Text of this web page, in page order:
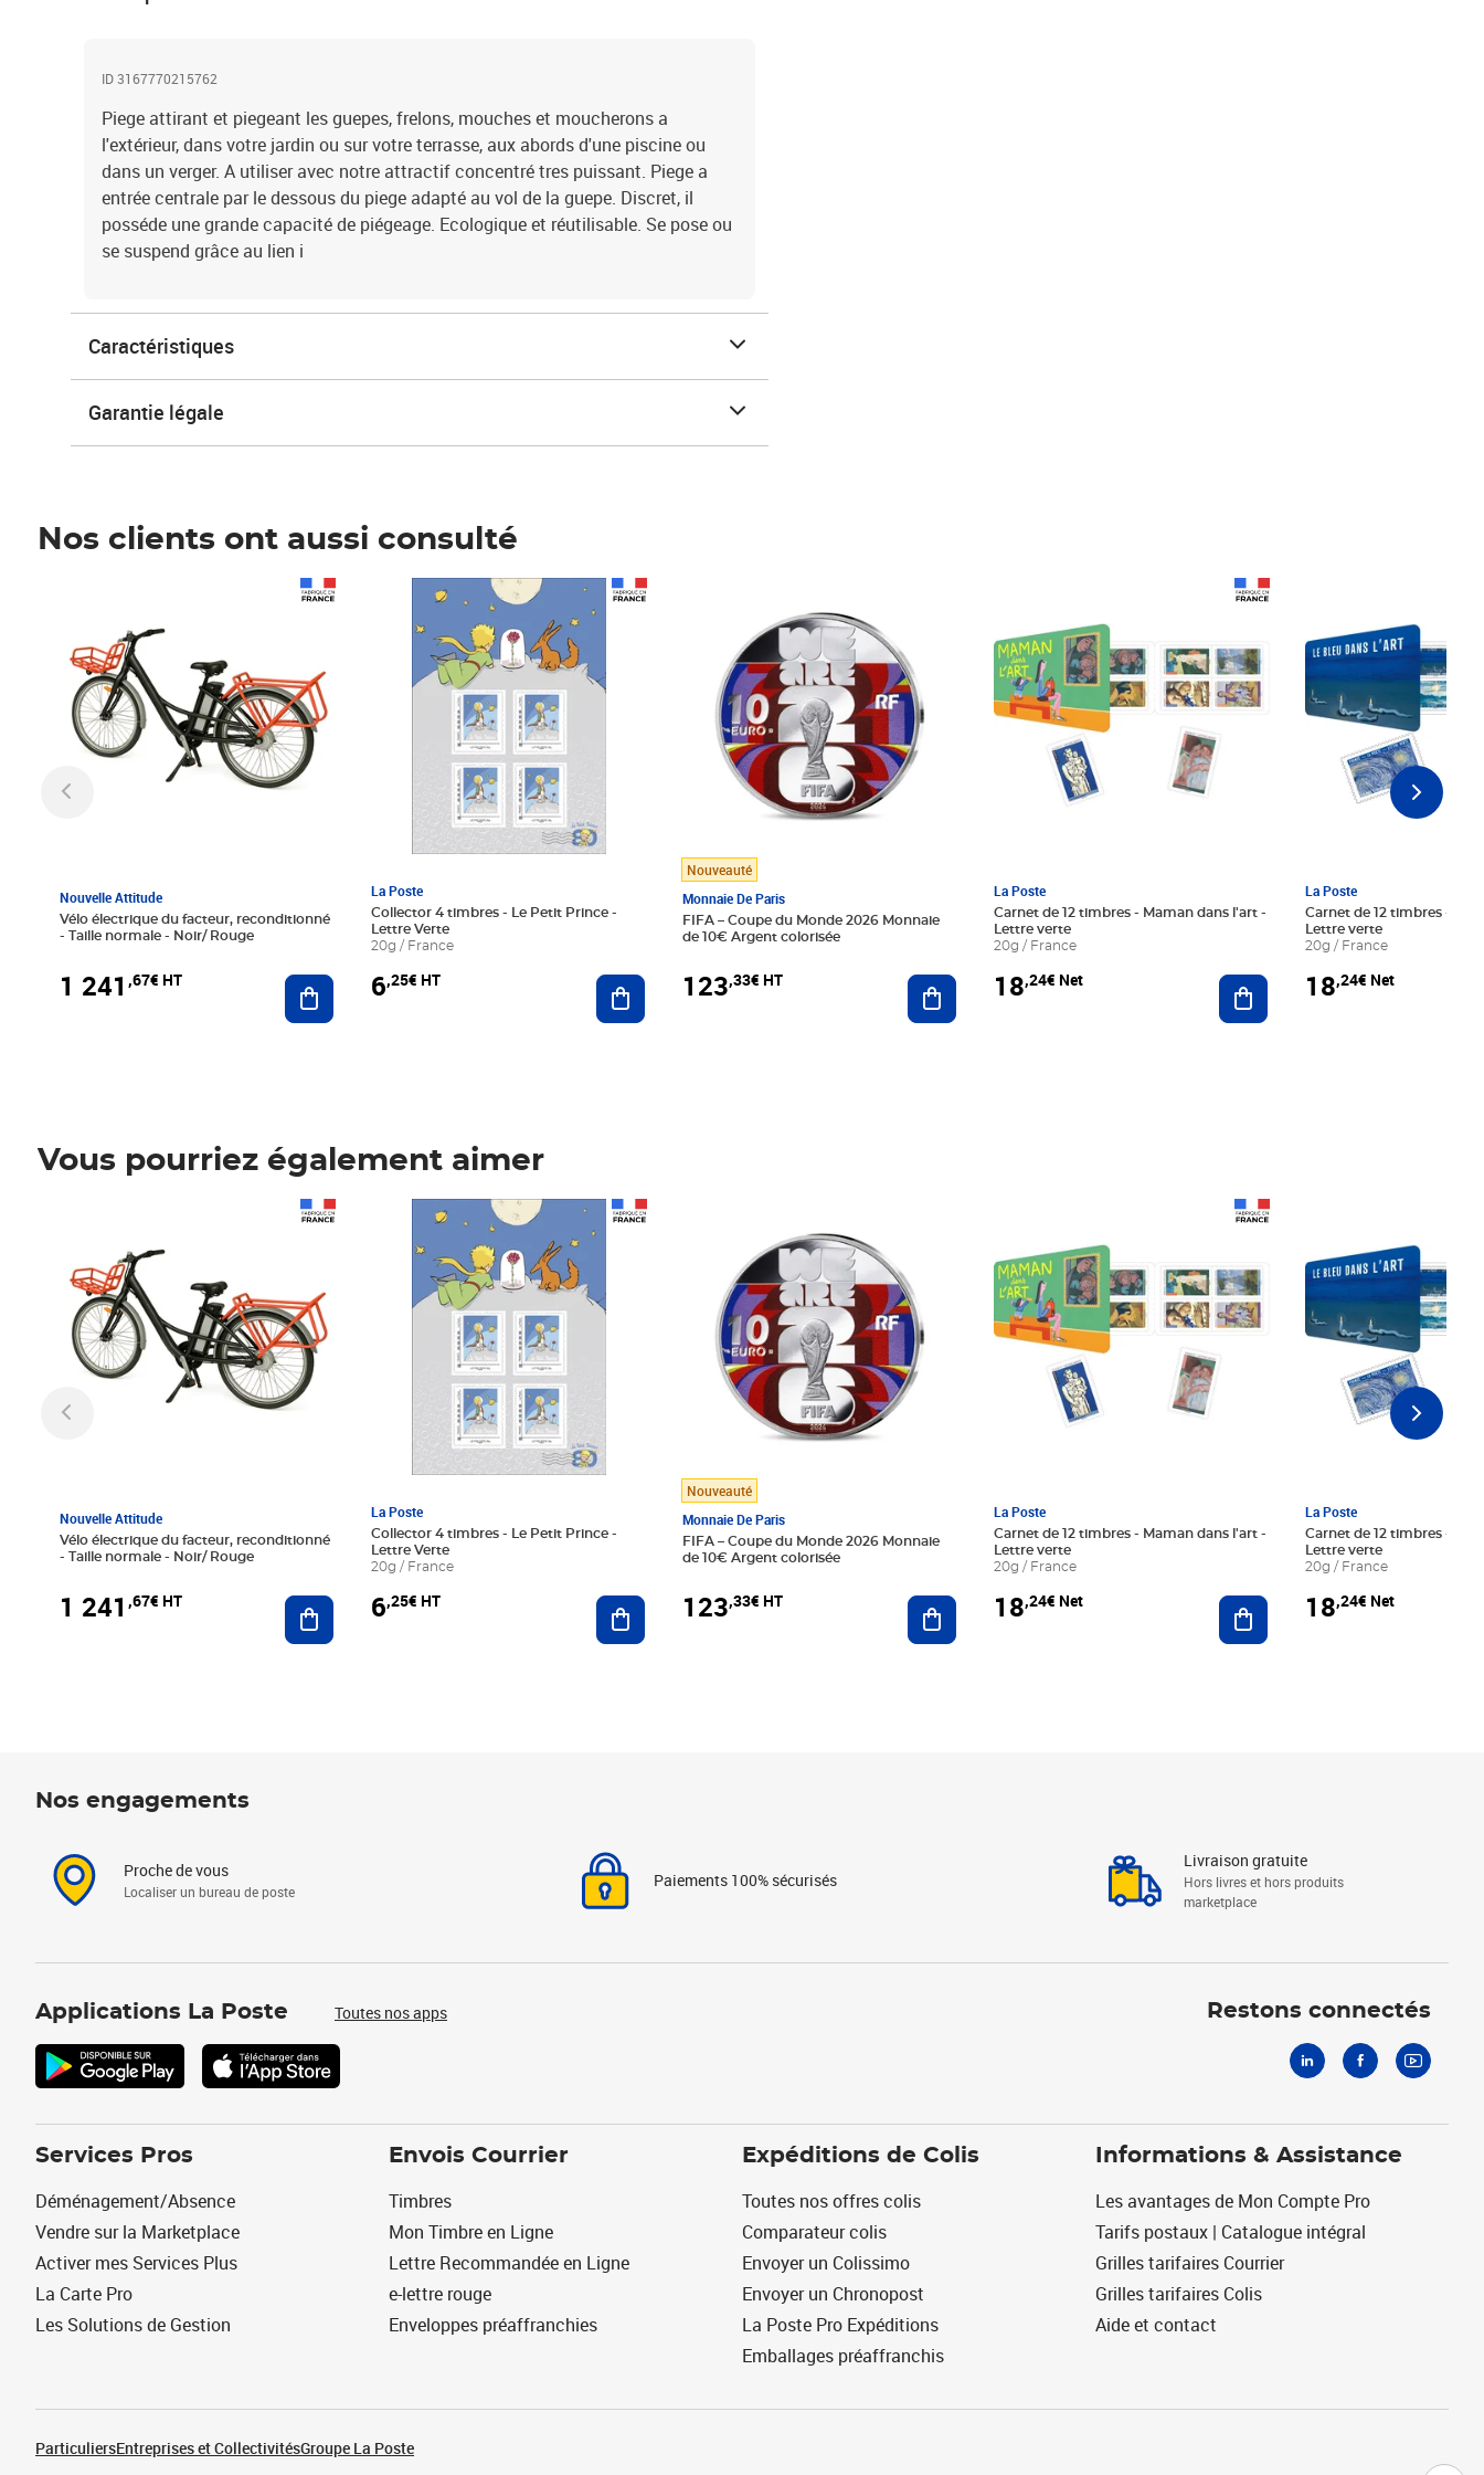
ID 3167770215762
Piege attirant et piegeant les guepes, frelons, mouches et moucherons a
l'extérieur, dans votre jardin ou sur votre terrasse, aux abords d'une piscine ou
dans un verger. A utiliser avec notre attractif concentré tres puissant. Piege a
entrée centrale par le dessous du piege adapté au vol de la guepe. Discret, il
posséde une grande capacité de piégeage. Ecologique et réutilisable. Se pose ou
se suspend grâce au lien i
Caractéristiques
Garantie légale
Nos clients ont aussi consulté
Nouvelle Attitude
Vélo électrique du facteur, reconditionné
- Taille normale - Noir/ Rouge
1 241 ,67€ HT Ajouter au panier
La Poste
Collector 4 timbres - Le Petit Prince -
Lettre Verte
20g / France
6,25€ HT
Prix 6,25€ HT
Ajouter au panier
Nouveauté
Monnaie De Paris
FIFA – Coupe du Monde 2026 Monnaie
de 10€ Argent colorisée
123,33€ HT Ajouter au panier
La Poste
Carnet de 12 timbres - Maman dans l'art -
Lettre verte
20g / France
18,24€ Net Ajouter au panier
La Poste
Carnet de 12 timbres - Le
Lettre verte
20g / France
18,24€ Net
Vous pourriez également aimer
Nouvelle Attitude
Vélo électrique du facteur, reconditionné
- Taille normale - Noir/ Rouge
1 241 ,67€ HT Ajouter au panier
La Poste
Collector 4 timbres - Le Petit Prince -
Lettre Verte
20g / France
6,25€ HT
Prix 6,25€ HT
Ajouter au panier
Nouveauté
Monnaie De Paris
FIFA – Coupe du Monde 2026 Monnaie
de 10€ Argent colorisée
123,33€ HT Ajouter au panier
La Poste
Carnet de 12 timbres - Maman dans l'art -
Lettre verte
20g / France
18,24€ Net Ajouter au panier
La Poste
Carnet de 12 timbres - Le
Lettre verte
20g / France
18,24€ Net
Nos engagements
Proche de vous
Localiser un bureau de poste
Paiements 100% sécurisés
Livraison gratuite
Hors livres et hors produits
marketplace
Applications La Poste Toutes nos apps Restons connectés
Services Pros
Déménagement/Absence
Vendre sur la Marketplace
Activer mes Services Plus
La Carte Pro
Les Solutions de Gestion
Envois Courrier
Timbres
Mon Timbre en Ligne
Lettre Recommandée en Ligne
e-lettre rouge
Enveloppes préaffranchies
Expéditions de Colis
Toutes nos offres colis
Comparateur colis
Envoyer un Colissimo
Envoyer un Chronopost
La Poste Pro Expéditions
Emballages préaffranchis
Informations & Assistance
Les avantages de Mon Compte Pro
Tarifs postaux | Catalogue intégral
Grilles tarifaires Courrier
Grilles tarifaires Colis
Aide et contact
ParticuliersEntreprises et CollectivitésGroupe La Poste